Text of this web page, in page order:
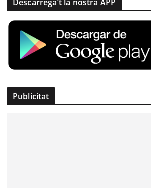
Descarrega’t la nostra APP
Publicitat